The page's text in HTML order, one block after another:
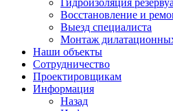
Гидроизоляция
Восстановление и
Выезд специалиста
Монтаж
Наши объекты
Сотрудничество
Проектировщикам
Информация
Назад